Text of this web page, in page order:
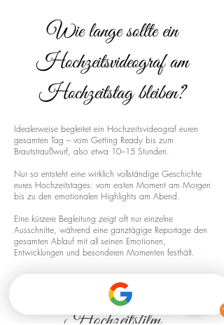
Wie lange sollte ein
Hochzeitsvideograf am
Hochzeitstag bleiben?
Idealerweise begleitet ein Hochzeitsvideograf euren
gesamten Tag – vom Getting Ready bis zum
Brautstraußwurf, also etwa 10–15 Stunden.
Nur so entsteht eine wirklich vollständige Geschichte
eures Hochzeitstages: vom ersten Moment am Morgen
bis zu den emotionalen Highlights am Abend.
Eine kürzere Begleitung zeigt oft nur einzelne
Ausschnitte, während eine ganztägige Reportage den
gesamten Ablauf mit all seinen Emotionen,
Entwicklungen und besonderen Momenten festhält.
Drohnenaufnahmen für euren